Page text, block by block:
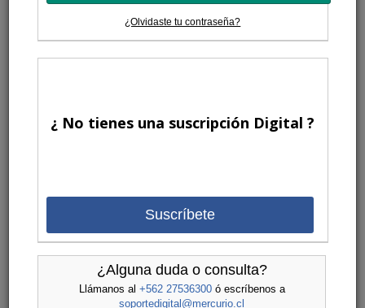
¿Olvidaste tu contraseña?
¿ No tienes una suscripción Digital ?
Suscríbete
¿Alguna duda o consulta?
Llámanos al +562 27536300ó escríbenos a
soportedigital@mercurio.cl